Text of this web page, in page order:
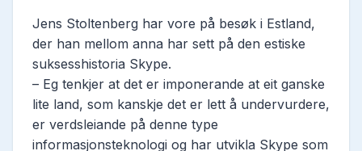
Jens Stoltenberg har vore på besøk i Estland,
der han mellom anna har sett på den estiske
suksesshistoria Skype.
– Eg tenkjer at det er imponerande at eit ganske
lite land, som kanskje det er lett å undervurdere,
er verdsleiande på denne type
informasjonsteknologi og har utvikla Skype som